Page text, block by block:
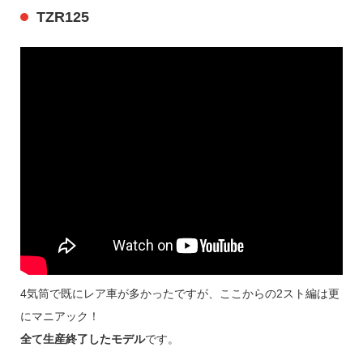
TZR125
4気筒で既にレア車が多かったですが、ここからの2スト編は更
にマニアック！
全て生産終了したモデルです。